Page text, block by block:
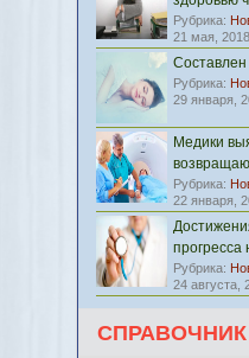
Рубрика:
21 мая, 2018
Составлен
Рубрика:
29 января,
Медики
Рубрика:
22 января,
прогресса
Рубрика:
24 августа,